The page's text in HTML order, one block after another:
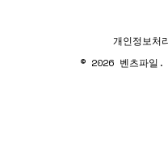
개인정보처
© 2026 벤츠파